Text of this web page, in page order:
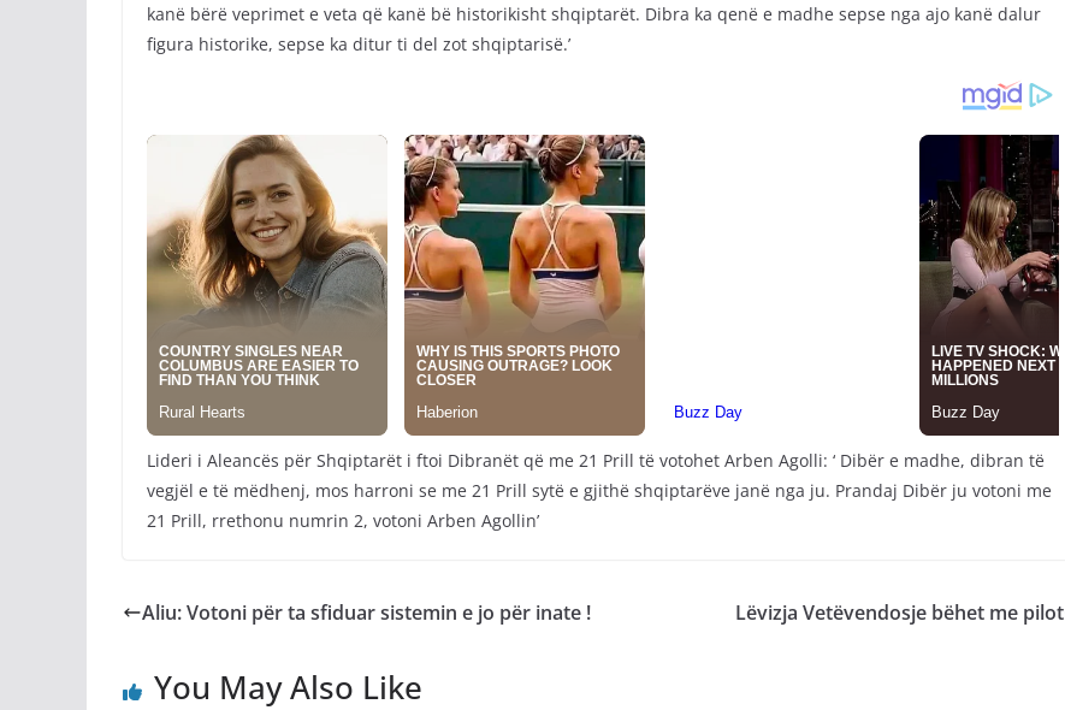
kanë bërë veprimet e veta që kanë bë historikisht shqiptarët. Dibra ka qenë e madhe sepse nga ajo kanë dalur
figura historike, sepse ka ditur ti del zot shqiptarisë.’
Lideri i Aleancës për Shqiptarët i ftoi Dibranët që me 21 Prill të votohet Arben Agolli: ‘ Dibër e madhe, dibran të
vegjël e të mëdhenj, mos harroni se me 21 Prill sytë e gjithë shqiptarëve janë nga ju. Prandaj Dibër ju votoni me
21 Prill, rrethonu numrin 2, votoni Arben Agollin’
Aliu: Votoni për ta sfiduar sistemin e jo për inate ! Lëvizja Vetëvendosje bëhet me pilot
You May Also Like